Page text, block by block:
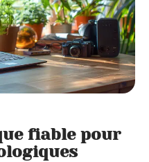
fiable pour